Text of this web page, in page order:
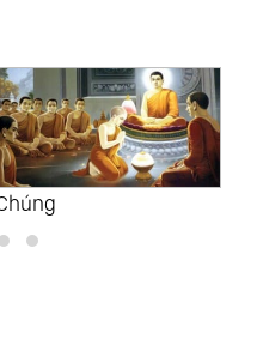
Tự Nguyện